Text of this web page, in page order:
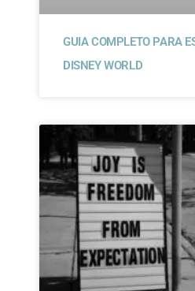
GUIA COMPLETO PARA
DISNEY WORLD